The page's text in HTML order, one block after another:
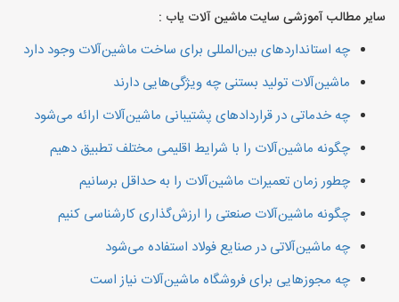
سایر مطالب آموزشی سایت ماشین آلات یاب :
چه استانداردهای بین‌المللی برای ساخت ماشین‌آلات وجود دارد
ماشین‌آلات تولید بستنی چه ویژگی‌هایی دارند
چه خدماتی در قراردادهای پشتیبانی ماشین‌آلات ارائه می‌شود
چگونه ماشین‌آلات را با شرایط اقلیمی مختلف تطبیق دهیم
چطور زمان تعمیرات ماشین‌آلات را به حداقل برسانیم
چگونه ماشین‌آلات صنعتی را ارزش‌گذاری کارشناسی کنیم
چه ماشین‌آلاتی در صنایع فولاد استفاده می‌شود
چه مجوزهایی برای فروشگاه ماشین‌آلات نیاز است